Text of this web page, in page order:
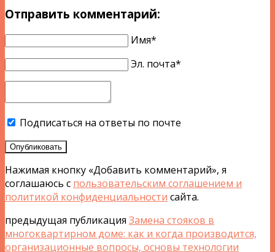
Отправить комментарий:
Имя*
Эл. почта*
Подписаться на ответы по почте
Опубликовать
Нажимая кнопку «Добавить комментарий», я
соглашаюсь с пользовательским соглашением и
политикой конфиденциальности сайта.
предыдущая публикация Замена стояков в
многоквартирном доме: как и когда производится,
организационные вопросы, основы технологии